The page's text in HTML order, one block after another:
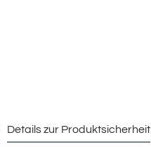
Details zur Produktsicherheit